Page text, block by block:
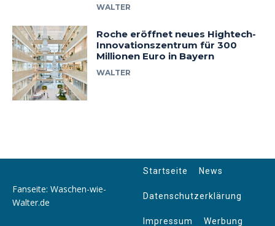
WALTER
Roche eröffnet neues Hightech-
Innovationszentrum für 300
Millionen Euro in Bayern
WALTER
Fanseite: Waschen-wie-
Walter.de
Startseite News
Datenschutzerklärung
Impressum Werbung